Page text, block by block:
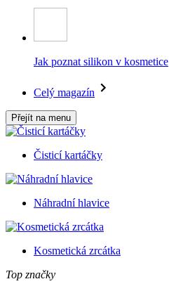
Jak poznat silikon v kosmetice
Celý magazín
Přejít na menu
Čisticí kartáčky
Náhradní hlavice
Kosmetická zrcátka
Top značky